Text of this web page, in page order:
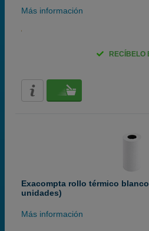
Más información
RECÍBELO
Exacompta rollo térmico
unidades)
Más información